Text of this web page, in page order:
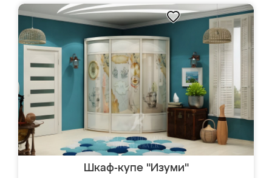
Шкаф-купе "Изуми"